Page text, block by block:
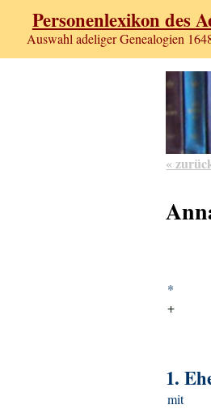
Personenlexikon des
Auswahl adeliger Genealogien
«
*
+
1.
mit